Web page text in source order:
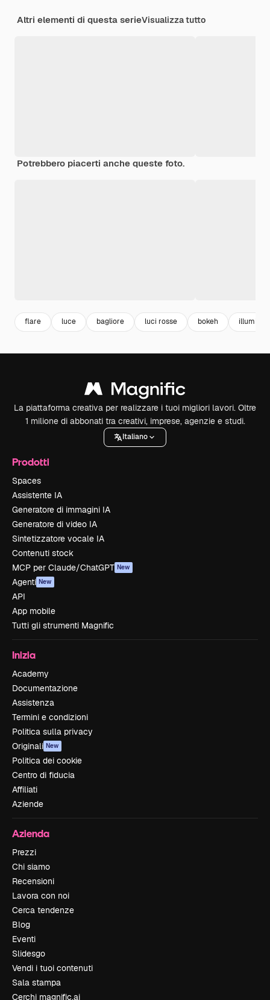
Altri elementi di questa serieVisualizza tutto
Potrebbero piacerti anche queste foto.
flare luce bagliore luci rosse bokeh
La piattaforma creativa per realizzare i tuoi migliori lavori. Oltre
1 milione di abbonati tra creativi, imprese, agenzie e studi.
Italiano
Prodotti
Spaces
Assistente IA
Generatore di immagini IA
Generatore di video IA
Sintetizzatore vocale IA
Contenuti stock
MCP per Claude/ChatGPT New
Agenti New
API
App mobile
Tutti gli strumenti Magnific
Inizia
Academy
Documentazione
Assistenza
Termini e condizioni
Politica sulla privacy
Originali New
Politica dei cookie
Centro di fiducia
Affiliati
Aziende
Azienda
Prezzi
Chi siamo
Recensioni
Lavora con noi
Cerca tendenze
Blog
Eventi
Slidesgo
Vendi i tuoi contenuti
Sala stampa
Cerchi magnific.ai